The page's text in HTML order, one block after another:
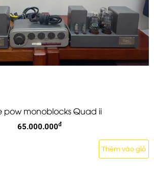
pow monoblocks Quad ii
65.000.000đ
Thêm vào giỏ